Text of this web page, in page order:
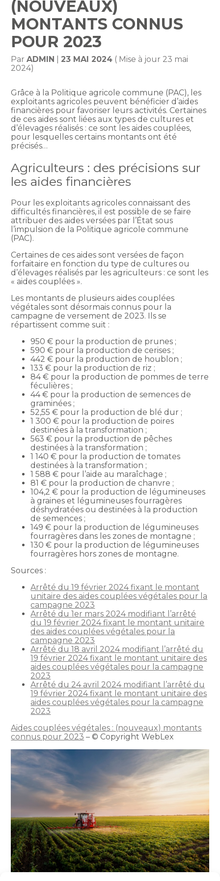
(NOUVEAUX)
MONTANTS CONNUS
POUR 2023
ParADMIN 23 MAI 2024 ( Mise à jour 23 mai
2024)
Grâce à la Politique agricole commune (PAC), les
exploitants agricoles peuvent bénéficier d’aides
financières pour favoriser leurs activités. Certaines
de ces aides sont liées aux types de cultures et
d’élevages réalisés : ce sont les aides couplées,
pour lesquelles certains montants ont été
précisés…
Agriculteurs : des précisions sur
les aides financières
Pour les exploitants agricoles connaissant des
difficultés financières, il est possible de se faire
attribuer des aides versées par l’État sous
l’impulsion de la Politique agricole commune
(PAC).
Certaines de ces aides sont versées de façon
forfaitaire en fonction du type de cultures ou
d’élevages réalisés par les agriculteurs : ce sont les
« aides couplées ».
Les montants de plusieurs aides couplées
végétales sont désormais connus pour la
campagne de versement de 2023. Ils se
répartissent comme suit :
950 € pour la production de prunes ;
590 € pour la production de cerises ;
442 € pour la production de houblon ;
133 € pour la production de riz ;
84 € pour la production de pommes de terre
féculières ;
44 € pour la production de semences de
graminées ;
52,55 € pour la production de blé dur ;
1 300 € pour la production de poires
destinées à la transformation ;
563 € pour la production de pêches
destinées à la transformation ;
1 140 € pour la production de tomates
destinées à la transformation ;
1 588 € pour l’aide au maraîchage ;
81 € pour la production de chanvre ;
104,2 € pour la production de légumineuses
à graines et légumineuses fourragères
déshydratées ou destinées à la production
de semences ;
149 € pour la production de légumineuses
fourragères dans les zones de montagne ;
130 € pour la production de légumineuses
fourragères hors zones de montagne.
Sources :
Arrêté du 19 février 2024 fixant le montant
unitaire des aides couplées végétales pour la
campagne 2023
Arrêté du 1er mars 2024 modifiant l’arrêté
du 19 février 2024 fixant le montant unitaire
des aides couplées végétales pour la
campagne 2023
Arrêté du 18 avril 2024 modifiant l’arrêté du
19 février 2024 fixant le montant unitaire des
aides couplées végétales pour la campagne
2023
Arrêté du 24 avril 2024 modifiant l’arrêté du
19 février 2024 fixant le montant unitaire des
aides couplées végétales pour la campagne
2023
Aides couplées végétales : (nouveaux) montants
connus pour 2023 – © Copyright WebLex